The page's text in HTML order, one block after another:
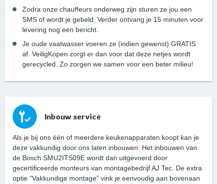
Zodra onze chauffeurs onderweg zijn sturen ze jou een
SMS of wordt je gebeld. Verder ontvang je 15 minuten voor
levering nog een bericht.
Je oude vaatwasser voeren ze (indien gewenst) GRATIS
af. VeiligKopen zorgt er dan voor dat deze netjes wordt
gerecycled. Zo zorgen we samen voor een beter milieu!
Inbouw service
Als je bij ons één of meerdere keukenapparaten koopt kan je
deze vakkundig door ons laten inbouwen. Het inbouwen van
de Bosch SMU2ITS09E wordt dan uitgevoerd door
gecertificeerde monteurs van montagebedrijf AJ Tec. De extra
optie “Vakkundige montage” vink je eenvoudig aan bovenaan